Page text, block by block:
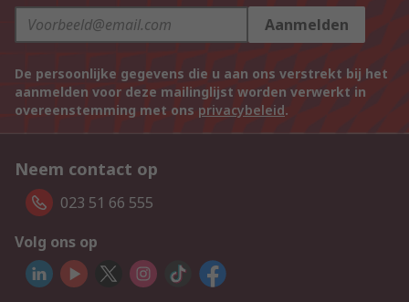
Aanmelden
De persoonlijke gegevens die u aan ons verstrekt bij het
aanmelden voor deze mailinglijst worden verwerkt in
overeenstemming met ons privacybeleid.
Neem contact op
023 51 66 555
Volg ons op